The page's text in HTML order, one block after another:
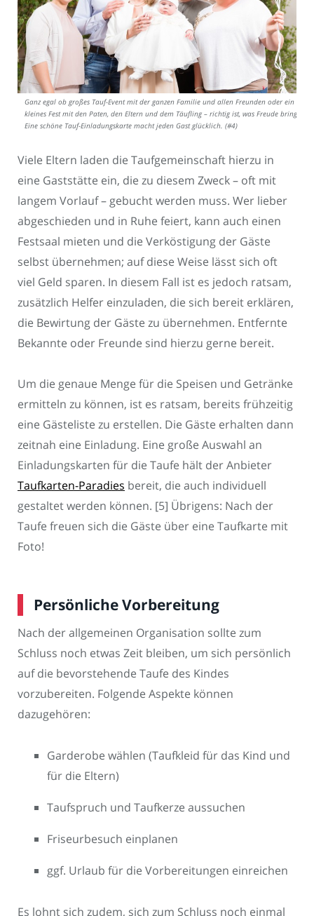
Ganz egal ob großes Tauf-Event mit der ganzen Familie und allen Freunden oder ein
kleines Fest mit den Paten, den Eltern und dem Täufling – richtig ist, was Freude bringt.
Eine schöne Tauf-Einladungskarte macht jeden Gast glücklich. (#4)
Viele Eltern laden die Taufgemeinschaft hierzu in
eine Gaststätte ein, die zu diesem Zweck – oft mit
langem Vorlauf – gebucht werden muss. Wer lieber
abgeschieden und in Ruhe feiert, kann auch einen
Festsaal mieten und die Verköstigung der Gäste
selbst übernehmen; auf diese Weise lässt sich oft
viel Geld sparen. In diesem Fall ist es jedoch ratsam,
zusätzlich Helfer einzuladen, die sich bereit erklären,
die Bewirtung der Gäste zu übernehmen. Entfernte
Bekannte oder Freunde sind hierzu gerne bereit.
Um die genaue Menge für die Speisen und Getränke
ermitteln zu können, ist es ratsam, bereits frühzeitig
eine Gästeliste zu erstellen. Die Gäste erhalten dann
zeitnah eine Einladung. Eine große Auswahl an
Einladungskarten für die Taufe hält der Anbieter
Taufkarten-Paradies bereit, die auch individuell
gestaltet werden können. [5] Übrigens: Nach der
Taufe freuen sich die Gäste über eine Taufkarte mit
Foto!
Persönliche Vorbereitung
Nach der allgemeinen Organisation sollte zum
Schluss noch etwas Zeit bleiben, um sich persönlich
auf die bevorstehende Taufe des Kindes
vorzubereiten. Folgende Aspekte können
dazugehören:
Garderobe wählen (Taufkleid für das Kind und
für die Eltern)
Taufspruch und Taufkerze aussuchen
Friseurbesuch einplanen
ggf. Urlaub für die Vorbereitungen einreichen
Es lohnt sich zudem, sich zum Schluss noch einmal